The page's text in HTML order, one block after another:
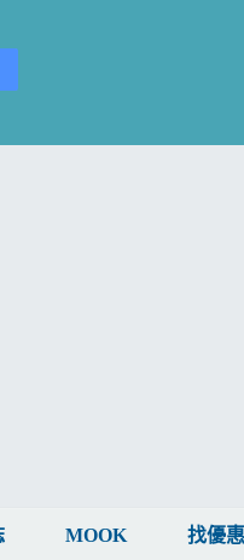
MOOK 找優惠